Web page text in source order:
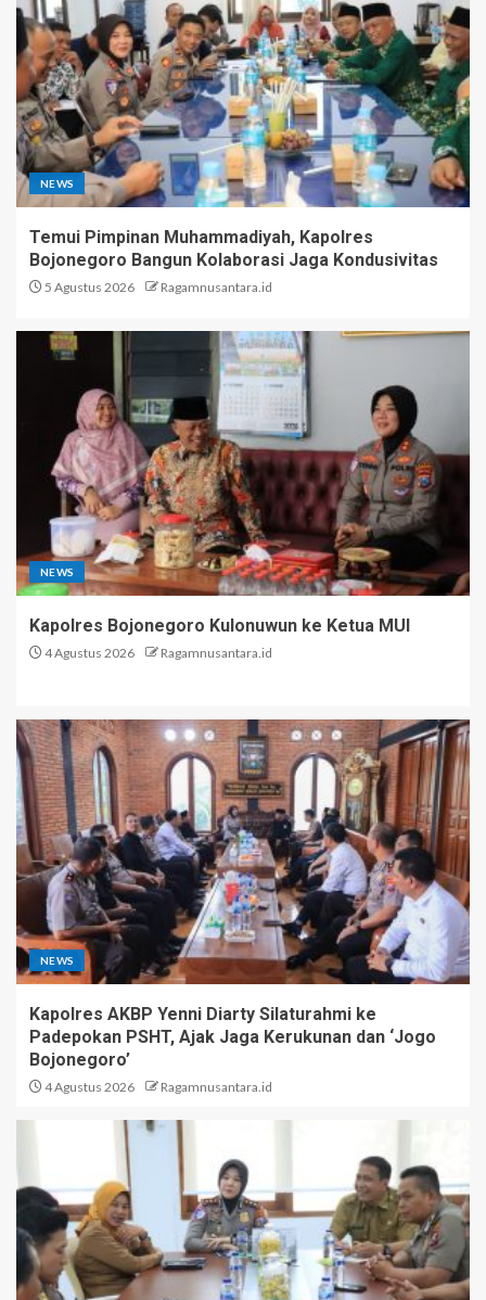
NEWS
Temui Pimpinan Muhammadiyah, Kapolres
Bojonegoro Bangun Kolaborasi Jaga Kondusivitas
5 Agustus 2026 Ragamnusantara.id
NEWS
Kapolres Bojonegoro Kulonuwun ke Ketua MUI
4 Agustus 2026 Ragamnusantara.id
NEWS
Kapolres AKBP Yenni Diarty Silaturahmi ke
Padepokan PSHT, Ajak Jaga Kerukunan dan ‘Jogo
Bojonegoro’
4 Agustus 2026 Ragamnusantara.id